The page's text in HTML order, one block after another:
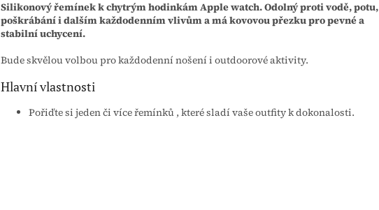
Silikonový řemínek k chytrým hodinkám Apple watch. Odolný proti vodě, potu,
poškrábání i dalším každodenním vlivům a má kovovou přezku pro pevné a
stabilní uchycení.
Bude skvělou volbou pro každodenní nošení i outdoorové aktivity.
Hlavní vlastnosti
Pořiďte si jeden či více řemínků , které sladí vaše outfity k dokonalosti.